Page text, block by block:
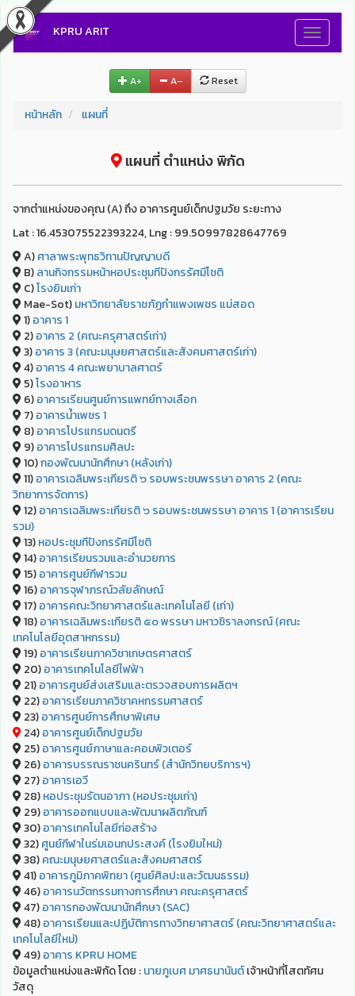
Toggle
KPRU ARIT
A+ A– Reset
หน้าหลัก แผนที่
แผนที่ ตำแหน่ง พิกัด
จากตำแหน่งของคุณ (A) ถึง อาคารศูนย์เด็กปฐมวัย ระยะทาง
Lat : 16.453075522393224, Lng : 99.50997828647769
A)ศาลาพระพุทธวิทานปัญญาบดี
B)ลานกิจกรรมหน้าหอประชุมทีปังกรรัศมีโชติ
C)โรงยิมเก่า
Mae-Sot)มหาวิทยาลัยราชภัฏกำแพงเพชร แม่สอด
1)อาคาร 1
2)อาคาร 2 (คณะครุศาสตร์เก่า)
3)อาคาร 3 (คณะมนุษยศาสตร์และสังคมศาสตร์เก่า)
4)อาคาร 4 คณะพยาบาลศาตร์
5)โรงอาหาร
6)อาคารเรียนศูนย์การแพทย์ทางเลือก
7)อาคารน้ำเพชร 1
8)อาคารโปรแกรมดนตรี
9)อาคารโปรแกรมศิลปะ
10)กองพัฒนานักศึกษา (หลังเก่า)
11)อาคารเฉลิมพระเกียรติ ๖ รอบพระชนพรรษา อาคาร 2 (คณะ
วิทยาการจัดการ)
12)อาคารเฉลิมพระเกียรติ ๖ รอบพระชนพรรษา อาคาร 1 (อาคารเรียน
รวม)
13)หอประชุมทีปังกรรัศมีโชติ
14)อาคารเรียนรวมและอำนวยการ
15)อาคารศูนย์กีฬารวม
16)อาคารจุฬาภรณ์วลัยลักษณ์
17)อาคารคณะวิทยาศาสตร์และเทคโนโลยี (เก่า)
18)อาคารเฉลิมพระเกียรติ ๕๐ พรรษา มหาวชิราลงกรณ์ (คณะ
เทคโนโลยีอุตสาหกรรม)
19)อาคารเรียนภาควิชาเกษตรศาสตร์
20)อาคารเทคโนโลยีไฟฟ้า
21)อาคารศูนย์ส่งเสริมและตรวจสอบการผลิตฯ
22)อาคารเรียนภาควิชาคหกรรมศาสตร์
23)อาคารศูนย์การศึกษาพิเศษ
24)อาคารศูนย์เด็กปฐมวัย
25)อาคารศูนย์ภาษาและคอมพิวเตอร์
26)อาคารบรรณราชนครินทร์ (สำนักวิทยบริการฯ)
27)อาคารเอวี
28)หอประชุมรัตนอาภา (หอประชุมเก่า)
29)อาคารออกแบบและพัฒนาผลิตภัณฑ์
30)อาคารเทคโนโลยีก่อสร้าง
32)ศูนย์กีฬาในร่มเอนกประสงค์ (โรงยิมใหม่)
38)คณะมนุษยศาสตร์และสังคมศาสตร์
41)อาคารภูมิภาคพิทยา (ศูนย์ศิลปะและวัฒนธรรม)
46)อาคารนวัตกรรมทางการศึกษา คณะครุศาสตร์
47)อาคารกองพัฒนานักศึกษา (SAC)
48)อาคารเรียนและปฏิบัติการทางวิทยาศาสตร์ (คณะวิทยาศาสตร์และ
เทคโนโลยีใหม่)
49)อาคาร KPRU HOME
ข้อมูลตำแหน่งและพิกัด โดย :นายภูเบศ มาศธนานันต์เจ้าหน้าที่โสตทัศน
วัสดุ